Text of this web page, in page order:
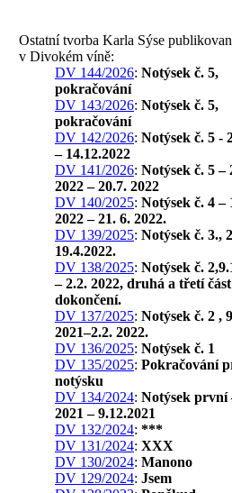
Ostatní tvorba Karla Sýse
v Divokém víně:
DV 144/2026: Notýsek č. 5,
pokračování
DV 143/2026: Notýsek č. 5,
pokračování
DV 142/2026: Notýsek č. 5 -
– 14.12.2022
DV 141/2026: Notýsek č. 5 –
2022 – 20.7. 2022
DV 140/2025: Notýsek č. 4 –
2022 – 21. 6. 2022.
DV 139/2025: Notýsek č. 3.,
19.4.2022.
DV 138/2025: Notýsek č.
– 2.2. 2022, druhá a třetí
dokončení.
DV 137/2025: Notýsek č. 2 ,
2021–2.2. 2022.
DV 136/2025: Notýsek č. 1
DV 135/2025: Pokračování
notýsku
DV 134/2024: Notýsek první
2021 – 9.12.2021
DV 132/2024: ***
DV 131/2024: XXX
DV 130/2024: Manono
DV 129/2024: Jsem